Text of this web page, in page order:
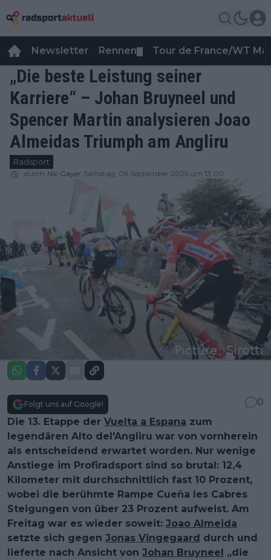
Newsletter Rennen Tour de France/WT
„Die beste Leistung seiner
Karriere“ – Johan Bruyneel und
Spencer Martin analysieren Joao
Almeidas Triumph am Angliru
Radsport
durch Nic Gayer Samstag, 06 September 2025 um 13:00
Folgt uns auf Google!
0
Die 13. Etappe der Vuelta a Espana zum
legendären Alto del'Angliru war von vornherein
als entscheidend erwartet worden. Nur wenige
Anstiege im Profiradsport sind so brutal: 12,4
Kilometer mit durchschnittlich fast 10 Prozent,
wobei die berühmte Rampe Cueña les Cabres
Steigungen von über 23 Prozent aufweist. Am
Freitag war es wieder soweit: Joao Almeida
setzte sich gegen Jonas Vingegaard durch und
lieferte nach Ansicht von Johan Bruyneel „die